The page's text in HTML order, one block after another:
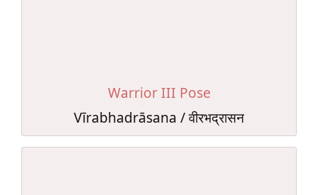
Warrior III Pose
Vīrabhadrāsana / वीरभद्रासन